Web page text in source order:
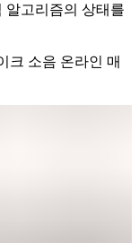
알고리즘의 상태를
크 소음 온라인 매